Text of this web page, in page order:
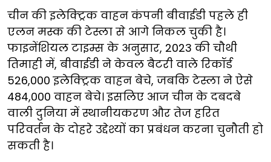
चीन की इलेक्ट्रिक वाहन कंपनी बीवाईडी पहले ही
एलन मस्क की टेस्ला से आगे निकल चुकी है।
फाइनेंशियल टाइम्स के अनुसार, 2023 की चौथी
तिमाही में, बीवाईडी ने केवल बैटरी वाले रिकॉर्ड
526,000 इलेक्ट्रिक वाहन बेचे, जबकि टेस्ला ने ऐसे
484,000 वाहन बेचे। इसलिए आज चीन के दबदबे
वाली दुनिया में स्थानीयकरण और तेज हरित
परिवर्तन के दोहरे उद्देश्यों का प्रबंधन करना चुनौती हो
सकती है।